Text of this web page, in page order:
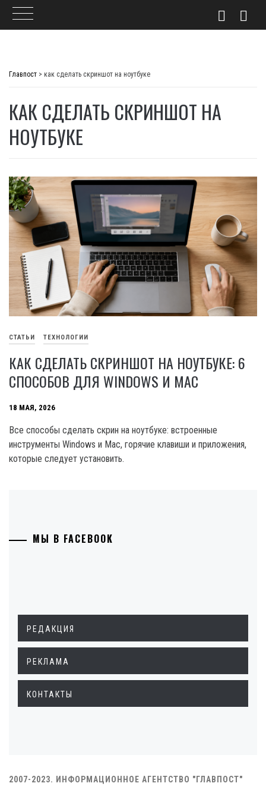
Главпост > как сделать скриншот на ноутбуке
КАК СДЕЛАТЬ СКРИНШОТ НА
НОУТБУКЕ
СТАТЬИ ТЕХНОЛОГИИ
КАК СДЕЛАТЬ СКРИНШОТ НА НОУТБУКЕ: 6
СПОСОБОВ ДЛЯ WINDOWS И MAC
18 МАЯ, 2026
Все способы сделать скрин на ноутбуке: встроенные
инструменты Windows и Mac, горячие клавиши и приложения,
которые следует установить.
МЫ В FACEBOOK
РЕДАКЦИЯ
РЕКЛАМА
КОНТАКТЫ
2007-2023. ИНФОРМАЦИОННОЕ АГЕНТСТВО "ГЛАВПОСТ"